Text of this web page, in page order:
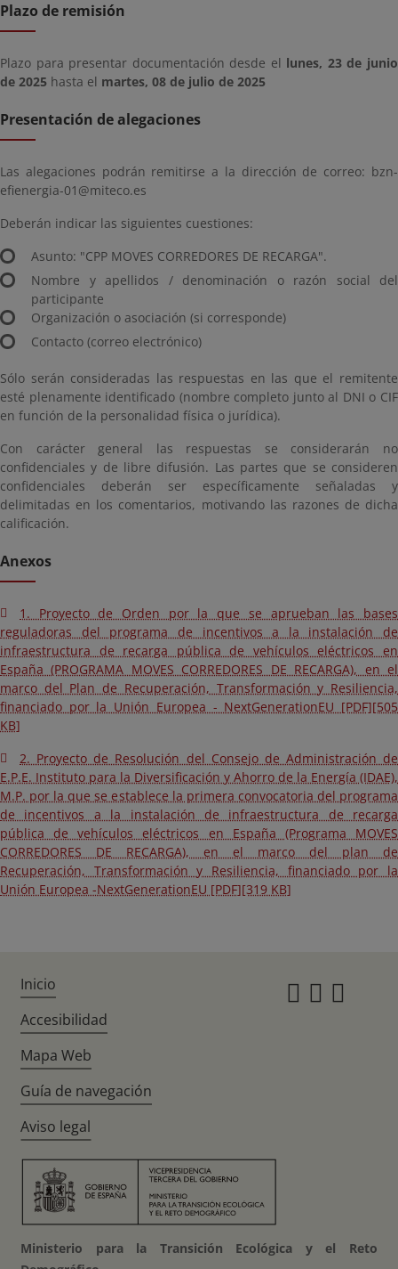
Plazo de remisión
Plazo para presentar documentación desde el lunes, 23 de junio
de 2025 hasta el martes, 08 de julio de 2025
Presentación de alegaciones
Las alegaciones podrán remitirse a la dirección de correo: bzn-
efienergia-01@miteco.es
Deberán indicar las siguientes cuestiones:
Asunto: "CPP MOVES CORREDORES DE RECARGA".
Nombre y apellidos / denominación o razón social del
participante
Organización o asociación (si corresponde)
Contacto (correo electrónico)
Sólo serán consideradas las respuestas en las que el remitente
esté plenamente identificado (nombre completo junto al DNI o CIF
en función de la personalidad física o jurídica).
Con carácter general las respuestas se considerarán no
confidenciales y de libre difusión. Las partes que se consideren
confidenciales deberán ser específicamente señaladas y
delimitadas en los comentarios, motivando las razones de dicha
calificación.
Anexos
1. Proyecto de Orden por la que se aprueban las bases
reguladoras del programa de incentivos a la instalación de
infraestructura de recarga pública de vehículos eléctricos en
España (PROGRAMA MOVES CORREDORES DE RECARGA), en el
marco del Plan de Recuperación, Transformación y Resiliencia,
financiado por la Unión Europea - NextGenerationEU [PDF][505
KB]
2. Proyecto de Resolución del Consejo de Administración de
E.P.E. Instituto para la Diversificación y Ahorro de la Energía (IDAE),
M.P. por la que se establece la primera convocatoria del programa
de incentivos a la instalación de infraestructura de recarga
pública de vehículos eléctricos en España (Programa MOVES
CORREDORES DE RECARGA), en el marco del plan de
Recuperación, Transformación y Resiliencia, financiado por la
Unión Europea -NextGenerationEU [PDF][319 KB]
Inicio
Accesibilidad
Mapa Web
Guía de navegación
Aviso legal
Ministerio para la Transición Ecológica y el Reto